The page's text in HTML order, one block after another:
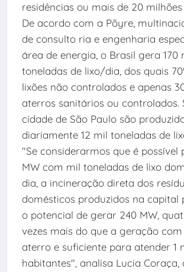
residências ou mais de 20 milhões
De acordo com a Põyre,
de consulto ria e engenharia
área de energia, o Brasil gera 170
toneladas de lixo/dia, dos quais
lixões não controlados e apenas
aterros sanitários ou controlados.
cidade de São Paulo são
diariamente 12 mil toneladas de
"Se considerarmos que é possível
MW com mil toneladas de lixo
dia, a incineração direta dos
domésticos produzidos na capital
o potencial de gerar 240 MW,
vezes mais do que a geração
aterro e suficiente para atender 1
habitantes", analisa Lucia Coraça,